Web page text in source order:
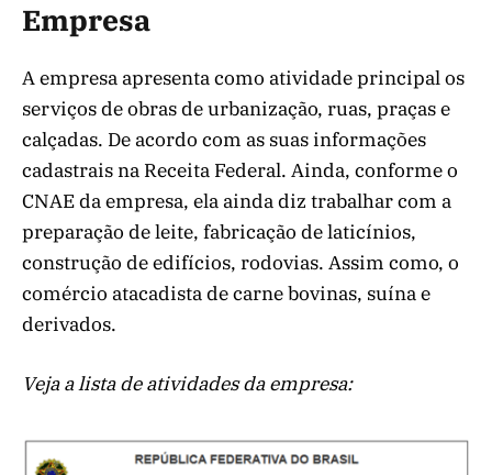
Empresa
A empresa apresenta como atividade principal os
serviços de obras de urbanização, ruas, praças e
calçadas. De acordo com as suas informações
cadastrais na Receita Federal. Ainda, conforme o
CNAE da empresa, ela ainda diz trabalhar com a
preparação de leite, fabricação de laticínios,
construção de edifícios, rodovias. Assim como, o
comércio atacadista de carne bovinas, suína e
derivados.
Veja a lista de atividades da empresa: